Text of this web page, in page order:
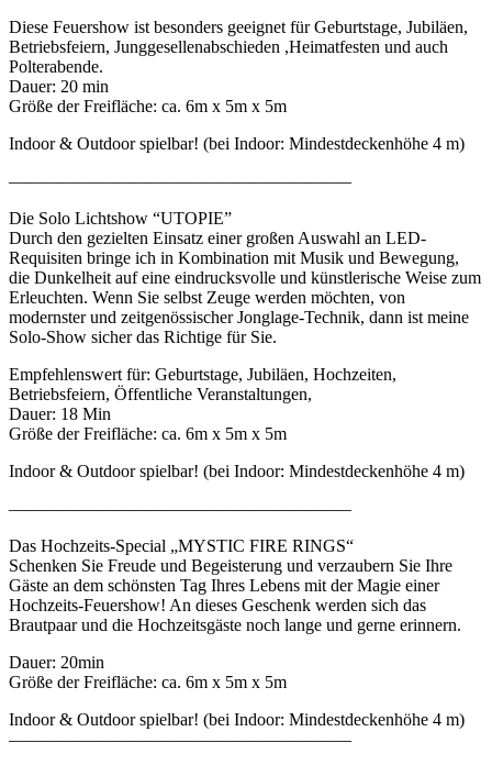
Diese Feuershow ist besonders geeignet für Geburtstage, Jubiläen,
Betriebsfeiern, Junggesellenabschieden ,Heimatfesten und auch
Polterabende.
Dauer: 20 min
Größe der Freifläche: ca. 6m x 5m x 5m
Indoor & Outdoor spielbar! (bei Indoor: Mindestdeckenhöhe 4 m)
———————————————————–
Die Solo Lichtshow “UTOPIE”
Durch den gezielten Einsatz einer großen Auswahl an LED-
Requisiten bringe ich in Kombination mit Musik und Bewegung,
die Dunkelheit auf eine eindrucksvolle und künstlerische Weise zum
Erleuchten. Wenn Sie selbst Zeuge werden möchten, von
modernster und zeitgenössischer Jonglage-Technik, dann ist meine
Solo-Show sicher das Richtige für Sie.
Empfehlenswert für: Geburtstage, Jubiläen, Hochzeiten,
Betriebsfeiern, Öffentliche Veranstaltungen,
Dauer: 18 Min
Größe der Freifläche: ca. 6m x 5m x 5m
Indoor & Outdoor spielbar! (bei Indoor: Mindestdeckenhöhe 4 m)
———————————————————–
Das Hochzeits-Special „MYSTIC FIRE RINGS“
Schenken Sie Freude und Begeisterung und verzaubern Sie Ihre
Gäste an dem schönsten Tag Ihres Lebens mit der Magie einer
Hochzeits-Feuershow! An dieses Geschenk werden sich das
Brautpaar und die Hochzeitsgäste noch lange und gerne erinnern.
Dauer: 20min
Größe der Freifläche: ca. 6m x 5m x 5m
Indoor & Outdoor spielbar! (bei Indoor: Mindestdeckenhöhe 4 m)
———————————————————–